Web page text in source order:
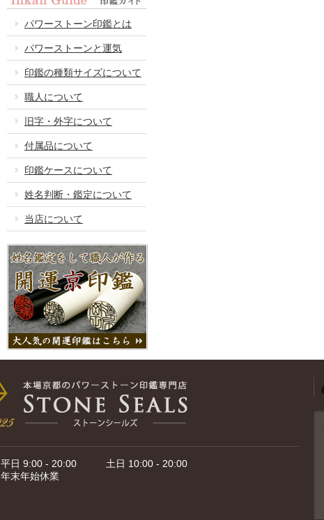
パワーストーン印鑑とは
パワーストーンと運気
印鑑の種類サイズについて
職人について
旧字・外字について
付属品について
印鑑ケースについて
姓名判断・鑑定について
当店について
平日 9:00 - 20:00 土日 10:00 - 20:00
年末年始休業